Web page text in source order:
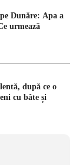
Dunăre: Apa a
urmează
după ce o
cu bâte și